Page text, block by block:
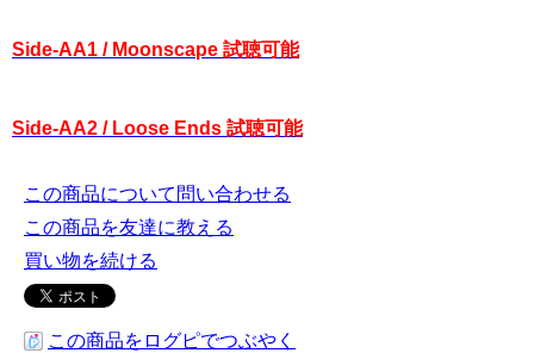
Side-AA1 / Moonscape 試聴可能
Side-AA2 / Loose Ends 試聴可能
この商品について問い合わせる
この商品を友達に教える
買い物を続ける
この商品をログピでつぶやく